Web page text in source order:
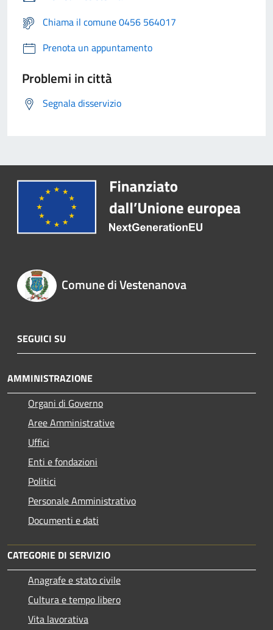
Chiama il comune 0456 564017
Prenota un appuntamento
Problemi in città
Segnala disservizio
Comune di Vestenanova
SEGUICI SU
AMMINISTRAZIONE
Organi di Governo
Aree Amministrative
Uffici
Enti e fondazioni
Politici
Personale Amministrativo
Documenti e dati
CATEGORIE DI SERVIZIO
Anagrafe e stato civile
Cultura e tempo libero
Vita lavorativa